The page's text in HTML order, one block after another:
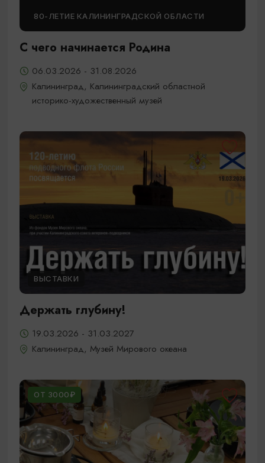
80-ЛЕТИЕ КАЛИНИНГРАДСКОЙ ОБЛАСТИ
С чего начинается Родина
06.03.2026 - 31.08.2026
Калининград, Калининградский областной
историко-художественный музей
ВЫСТАВКИ
Держать глубину!
19.03.2026 - 31.03.2027
Калининград, Музей Мирового океана
ОТ 3000₽